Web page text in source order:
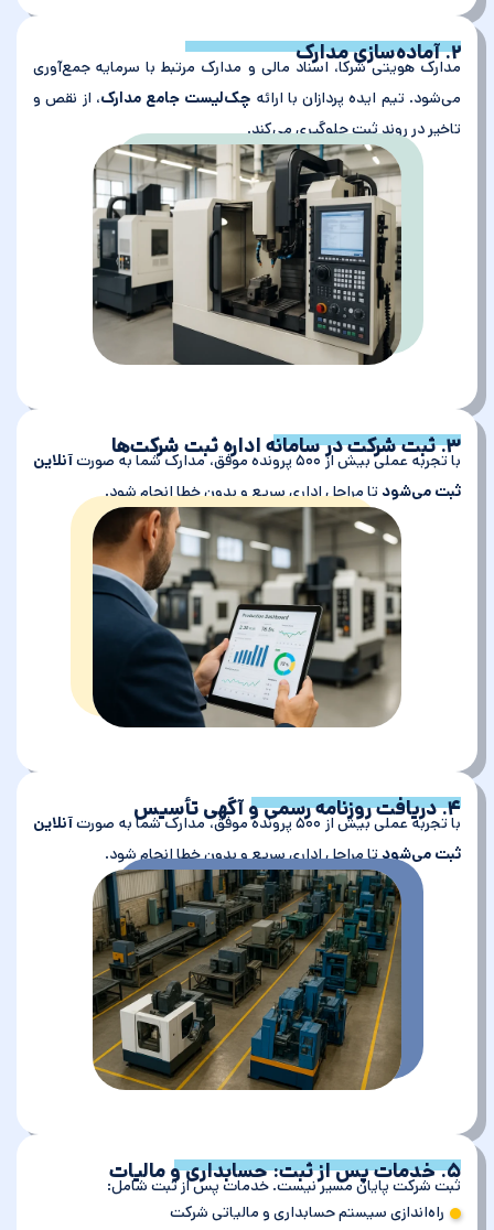
مدارک هویتی شرکا، اسناد مالی و مدارک مرتبط با سرمایه جمع‌آوری
می‌شود. تیم ایده پردازان با ارائهچک‌لیست جامع مدارک، از نقص و
تاخیر در روند ثبت جلوگیری می‌کند.
با تجربه عملی بیش از ۵۰۰ پرونده موفق، مدارک شما به صورت
آنلاین
ثبت می‌شودتا مراحل اداری سریع و بدون خطا انجام شود.
با تجربه عملی بیش از ۵۰۰ پرونده موفق، مدارک شما به صورت
آنلاین
ثبت می‌شودتا مراحل اداری سریع و بدون خطا انجام شود.
ثبت شرکت پایان مسیر نیست. خدمات پس از ثبت شامل:
راه‌اندازی سیستم حسابداری و مالیاتی شرکت